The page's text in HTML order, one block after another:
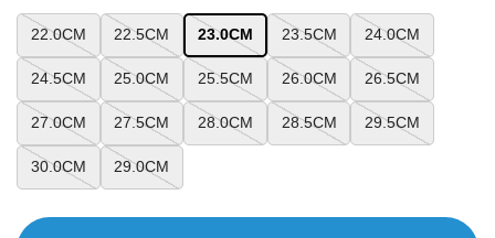
22.0CM 22.5CM 23.0CM 23.5CM 24.0CM
24.5CM 25.0CM 25.5CM 26.0CM 26.5CM
27.0CM 27.5CM 28.0CM 28.5CM 29.5CM
30.0CM 29.0CM